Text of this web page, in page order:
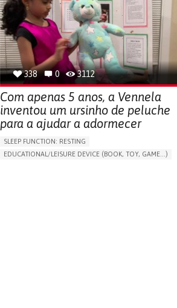
PROMOTING SELF-MANAGEMENT
GYNECOLOGY AND OBSTETRICS
UROLOGY
PORTUGAL
338 0 3112
Com apenas 5 anos, a Vennela
inventou um ursinho de peluche
para a ajudar a adormecer
SLEEP FUNCTION: RESTING
EDUCATIONAL/LEISURE DEVICE (BOOK, TOY, GAME...)